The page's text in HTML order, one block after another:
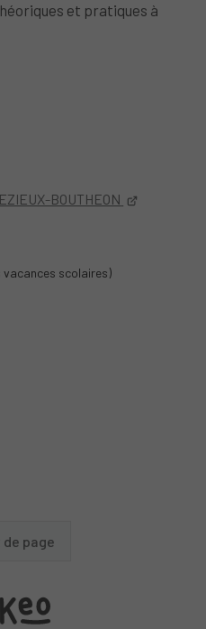
BOUTHEON
vacances scolaires)
et pratiques à
de page